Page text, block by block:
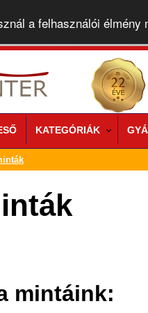
a felhasználói élmény
KATEGÓRIÁK
mintáink: